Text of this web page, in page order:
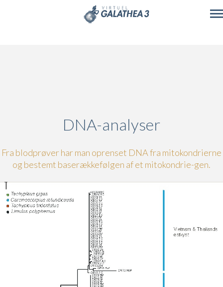
DNA-analyser
Fra blodprøver har man oprenset DNA fra mitokondrierne
og bestemt baserækkefølgen af et mitokondrie-gen.